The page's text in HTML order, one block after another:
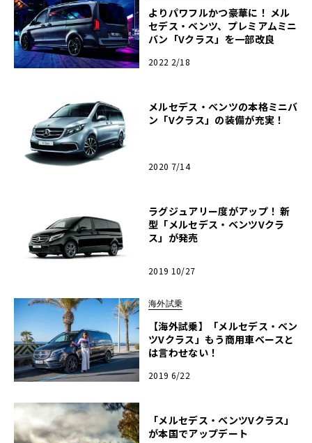
よりパワフルかつ豪華に！ メル
セデス・ベンツ、プレミアムミニ
バン「Vクラス」を一部改良
2022 2/18
メルセデス・ベンツの本格ミニバ
ン「Vクラス」の装備が充実！
2020 7/14
ラグジュアリー度がアップ！ 新
型「メルセデス・ベンツVクラ
ス」が発売
2019 10/27
海外試乗
【海外試乗】「メルセデス・ベン
ツVクラス」もう商用車ベースと
は言わせない！
2019 6/22
「メルセデス・ベンツVクラス」
が本国でアップデート